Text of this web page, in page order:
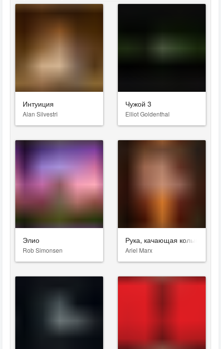
Интуиция
Alan Silvestri
Чужой 3
Elliot Goldenthal
Элио
Rob Simonsen
Рука, качающая колыбель
Ariel Marx